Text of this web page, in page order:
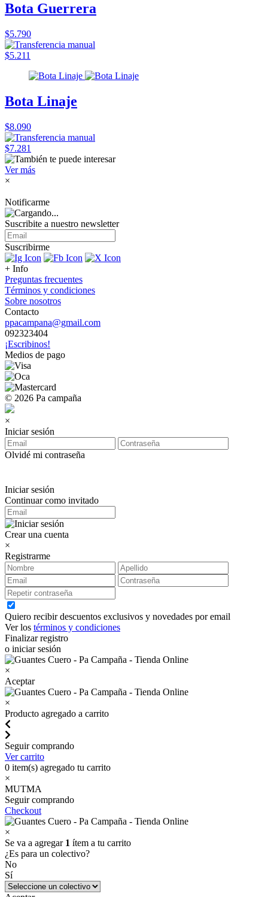
Bota Guerrera
$5.790
$5.211
Bota Linaje
$8.090
$7.281
Ver más
×
Notificarme
Suscribite a nuestro newsletter
Suscribirme
+ Info
Preguntas frecuentes
Términos y condiciones
Sobre nosotros
Contacto
ppacampana@gmail.com
092323404
¡Escribinos!
Medios de pago
© 2026 Pa campaña
×
Iniciar sesión
Olvidé mi contraseña
Iniciar sesión
Continuar como invitado
Crear una cuenta
×
Registrarme
Quiero recibir descuentos exclusivos y novedades por email
Ver los términos y condiciones
Finalizar registro
o iniciar sesión
×
Aceptar
×
Producto agregado a carrito
Seguir comprando
Ver carrito
0 item(s) agregado tu carrito
×
MUTMA
Seguir comprando
Checkout
×
Se va a agregar 1 ítem a tu carrito
¿Es para un colectivo?
No
Sí